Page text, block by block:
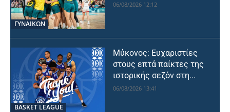
ΓΥΝΑΙΚΩΝ
06/08/2026 12:12
BASKET LEAGUE
Μύκονος: Ευχαριστίες
στους επτά παίκτες της
ιστορικής σεζόν στη...
06/08/2026 13:41